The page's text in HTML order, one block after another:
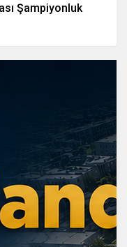
Şampiyonluk